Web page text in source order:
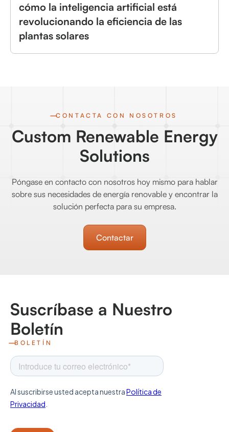
cómo la inteligencia artificial está
revolucionando la eficiencia de las
plantas solares
CONTACTA CON NOSOTROS
Custom Renewable Energy
Solutions
Póngase en contacto con nosotros hoy mismo para hablar
sobre sus necesidades de energía renovable y encontrar la
solución perfecta para su empresa.
Contactar
Suscríbase a Nuestro
Boletín
BOLETÍN